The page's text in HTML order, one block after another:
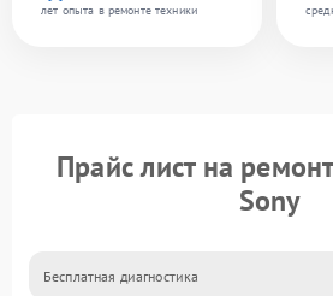
лет опыта в ремонте техники
Прайс лист на
Sony
Бесплатная диагностика